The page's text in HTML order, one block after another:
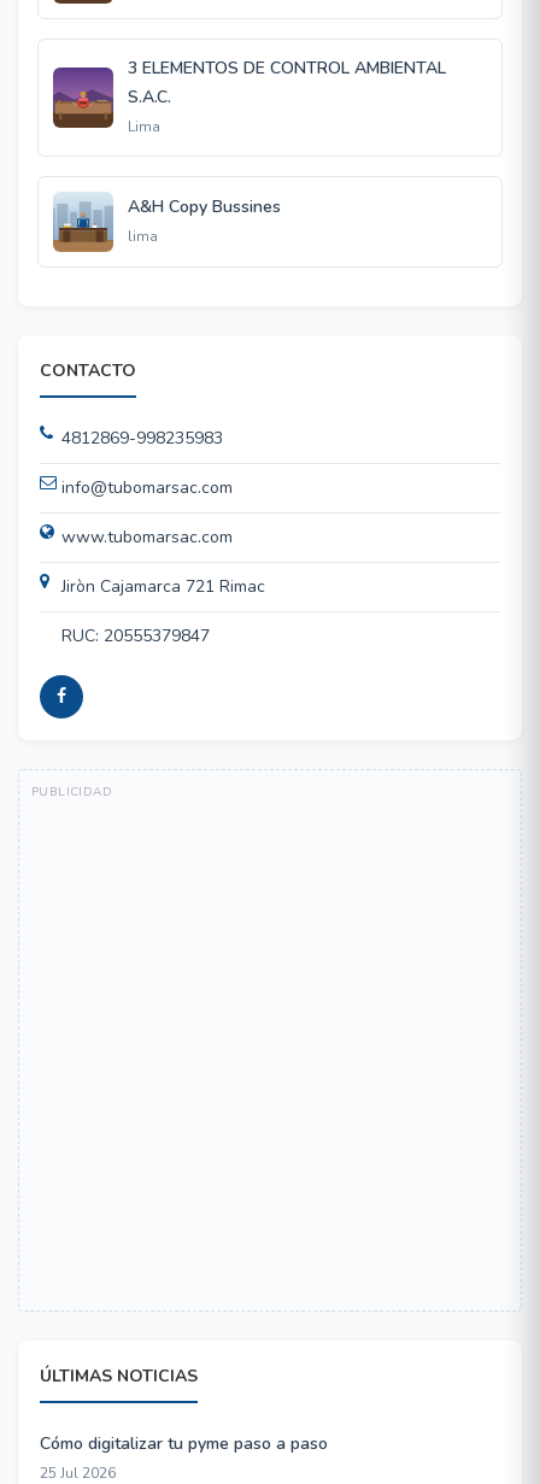
3 ELEMENTOS DE CONTROL AMBIENTAL
S.A.C.
Lima
A&H Copy Bussines
lima
CONTACTO
4812869-998235983
info@tubomarsac.com
www.tubomarsac.com
Jiròn Cajamarca 721 Rimac
RUC: 20555379847
ÚLTIMAS NOTICIAS
Cómo digitalizar tu pyme paso a paso
25 Jul 2026